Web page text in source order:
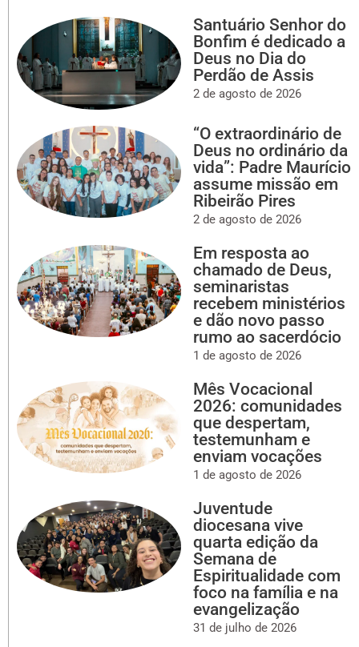
Santuário Senhor do
Bonfim é dedicado a
Deus no Dia do
Perdão de Assis
2 de agosto de 2026
“O extraordinário de
Deus no ordinário da
vida”: Padre Maurício
assume missão em
Ribeirão Pires
2 de agosto de 2026
Em resposta ao
chamado de Deus,
seminaristas
recebem ministérios
e dão novo passo
rumo ao sacerdócio
1 de agosto de 2026
Mês Vocacional
2026: comunidades
que despertam,
testemunham e
enviam vocações
1 de agosto de 2026
Juventude
diocesana vive
quarta edição da
Semana de
Espiritualidade com
foco na família e na
evangelização
31 de julho de 2026